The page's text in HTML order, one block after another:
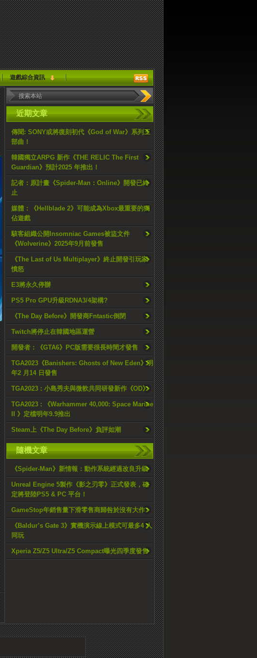
遊戲綜合資訊
近期文章
傳聞: SONY或將復刻初代《God of War》系列三
部曲！
韓國獨立ARPG 新作《THE RELIC The First
Guardian》預計2025 年推出！
記者：原計畫《Spider-Man：Online》開發已終
止
媒體：《Hellblade 2》可能成為Xbox最重要的獨
佔遊戲
駭客組織公開Insomniac Games被盜文件
《Wolverine》2025年9月前發售
《The Last of Us Multiplayer》終止開發引玩家
憤怒
E3將永久停辦
PS5 Pro GPU升級RDNA3/4架構?
《The Day Before》開發商Fntastic倒閉
Twitch將停止在韓國地區運營
開發者：《GTA6》PC版需要很長時間才發售
TGA2023《Banishers: Ghosts of New Eden》明
年2 月14 日發售
TGA2023 : 小島秀夫與微軟共同研發新作《OD》
TGA2023 : 《Warhammer 40,000: Space Marine
II 》定檔明年9.9推出
Steam上《The Day Before》負評如潮
隨機文章
《Spider-Man》新情報：動作系統經過改良升級
Unreal Engine 5製作《影之刃零》正式發表，確
定將登陸PS5 & PC 平台！
GameStop年銷售量下滑零售商歸咎於沒有大作
《Baldur’s Gate 3》實機演示線上模式可最多4 人
同玩
Xperia Z5/Z5 Ultra/Z5 Compact曝光四季度發售